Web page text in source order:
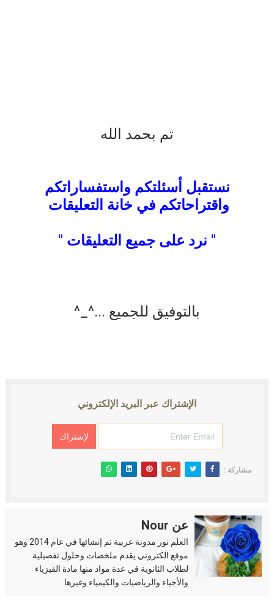
تم بحمد الله
نستقبل أسئلتكم واستفساراتكم
واقتراحاتكم في خانة التعليقات
" نرد على جميع التعليقات "
بالتوفيق للجميع ...^_^
الإشتراك عبر البريد الإلكتروني
مشاركة :
عن Nour
العلم نور مدونة عربية تم إنشائها في عام 2014 وهو
موقع الكتروني يقدم ملخصات وحلول تفصيلية
لطلاب الثانوية في عدة مواد منها مادة الفيزياء
والأحياء والرياضيات والكيمياء وغيرها